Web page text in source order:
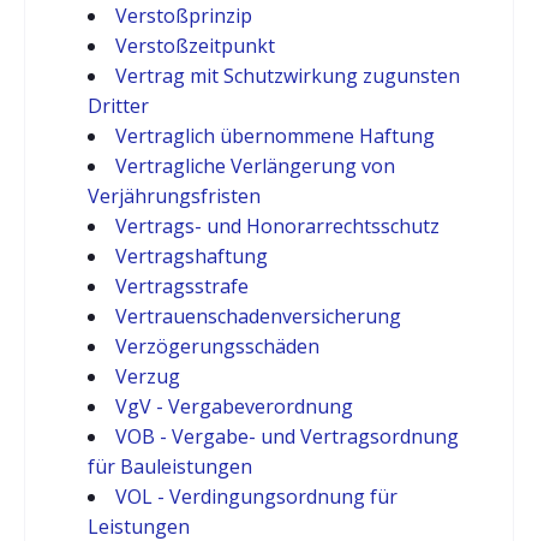
Verstoßprinzip
Verstoßzeitpunkt
Vertrag mit Schutzwirkung zugunsten
Dritter
Vertraglich übernommene Haftung
Vertragliche Verlängerung von
Verjährungsfristen
Vertrags- und Honorarrechtsschutz
Vertragshaftung
Vertragsstrafe
Vertrauenschadenversicherung
Verzögerungsschäden
Verzug
VgV - Vergabeverordnung
VOB - Vergabe- und Vertragsordnung
für Bauleistungen
VOL - Verdingungsordnung für
Leistungen